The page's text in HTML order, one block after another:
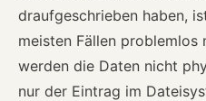
draufgeschrieben haben,
meisten Fällen problemlos
werden die Daten nicht
nur der Eintrag im